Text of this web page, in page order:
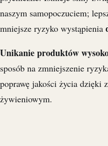
naszym samopoczuciem;
mniejsze ryzyko wystąpienia
Unikanie produktów
sposób na zmniejszenie
poprawę jakości życia dzięki
żywieniowym.